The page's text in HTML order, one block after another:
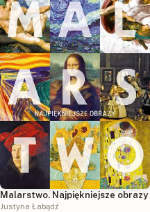
Malarstwo. Najpiękniejsze obrazy
Justyna Łabądź